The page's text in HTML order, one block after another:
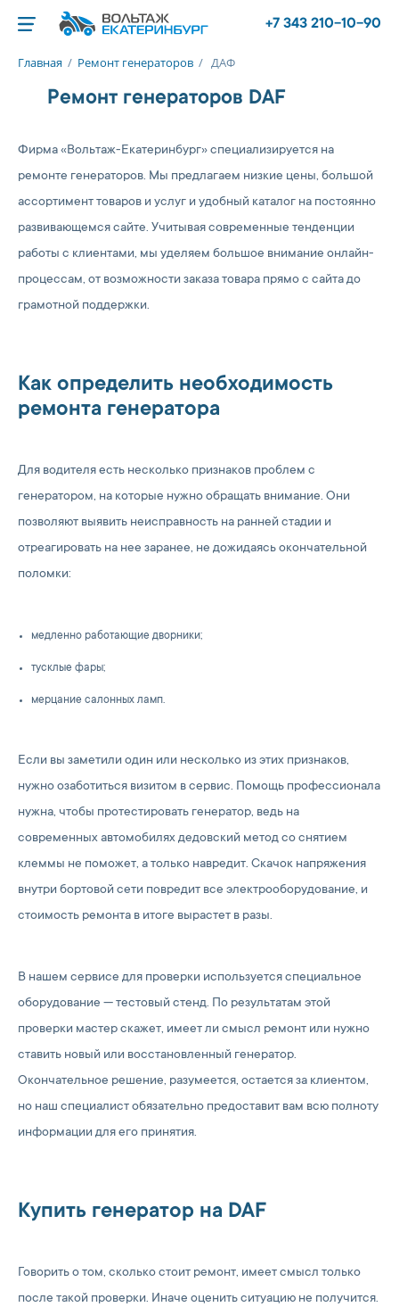
+7 343 210-10-90
Главная / Ремонт генераторов / ДАФ
Ремонт генераторов DAF
Фирма «Вольтаж-Екатеринбург» специализируется на
ремонте генераторов. Мы предлагаем низкие цены, большой
ассортимент товаров и услуг и удобный каталог на постоянно
развивающемся сайте. Учитывая современные тенденции
работы с клиентами, мы уделяем большое внимание онлайн-
процессам, от возможности заказа товара прямо с сайта до
грамотной поддержки.
Как определить необходимость
ремонта генератора
Для водителя есть несколько признаков проблем с
генератором, на которые нужно обращать внимание. Они
позволяют выявить неисправность на ранней стадии и
отреагировать на нее заранее, не дожидаясь окончательной
поломки:
медленно работающие дворники;
тусклые фары;
мерцание салонных ламп.
Если вы заметили один или несколько из этих признаков,
нужно озаботиться визитом в сервис. Помощь профессионала
нужна, чтобы протестировать генератор, ведь на
современных автомобилях дедовский метод со снятием
клеммы не поможет, а только навредит. Скачок напряжения
внутри бортовой сети повредит все электрооборудование, и
стоимость ремонта в итоге вырастет в разы.
В нашем сервисе для проверки используется специальное
оборудование — тестовый стенд. По результатам этой
проверки мастер скажет, имеет ли смысл ремонт или нужно
ставить новый или восстановленный генератор.
Окончательное решение, разумеется, остается за клиентом,
но наш специалист обязательно предоставит вам всю полноту
информации для его принятия.
Купить генератор на DAF
Говорить о том, сколько стоит ремонт, имеет смысл только
после такой проверки. Иначе оценить ситуацию не получится.